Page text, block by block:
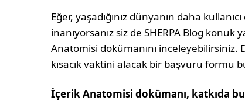
Eğer, yaşadığınız dünyanın daha
inanıyorsanız siz de SHERPA Blog
Anatomisi dokümanını inceleyebilirsiniz.
kısacık vaktini alacak bir başvuru formu
İçerik Anatomisi dokümanı, katkıda